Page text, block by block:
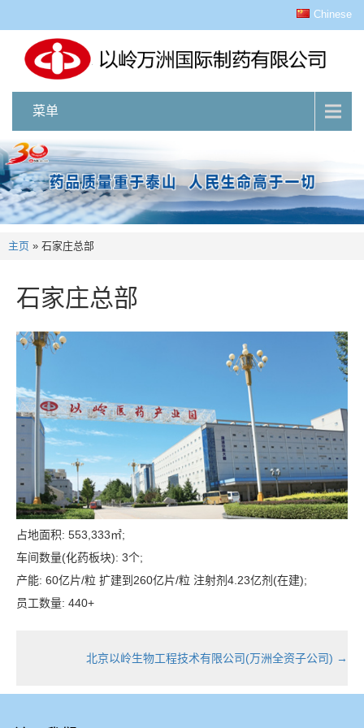
Chinese
菜单
主页 » 石家庄总部
石家庄总部
占地面积: 553,333㎡;
车间数量(化药板块): 3个;
产能: 60亿片/粒 扩建到260亿片/粒 注射剂4.23亿剂(在建);
员工数量: 440+
北京以岭生物工程技术有限公司(万洲全资子公司) →